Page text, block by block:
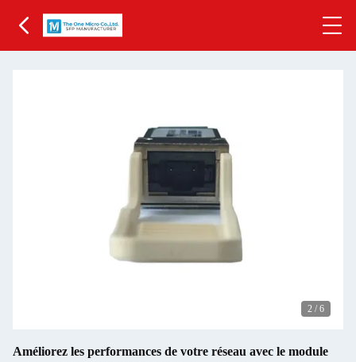
2 / 6
Améliorez les performances de votre réseau avec le module